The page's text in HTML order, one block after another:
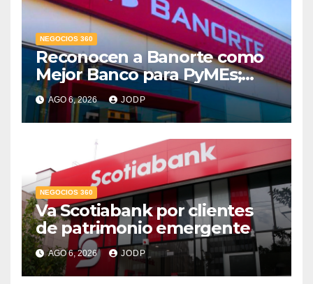
NEGOCIOS 360
Reconocen a Banorte como
Mejor Banco para PyMEs;
supera 14% del mercado
crediticio
AGO 6, 2026 JODP
NEGOCIOS 360
Va Scotiabank por clientes
de patrimonio emergente
AGO 6, 2026 JODP